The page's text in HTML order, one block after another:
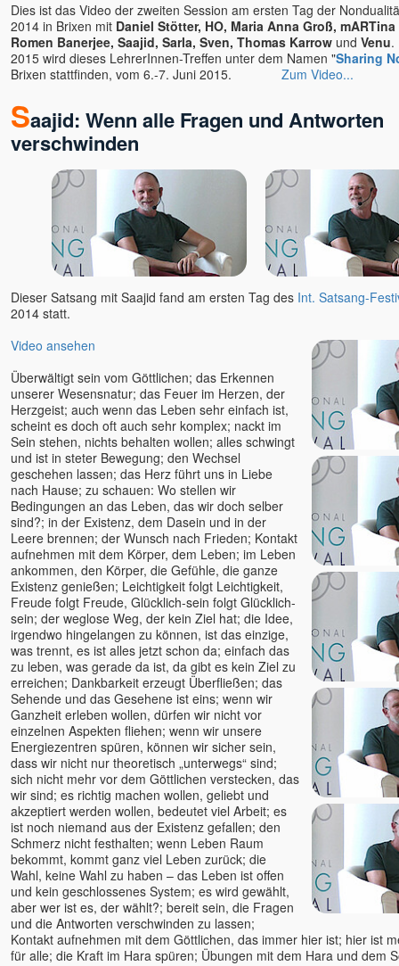
Dies ist das Video der zweiten Session am ersten Tag der
2014 in Brixen mit Daniel Stötter, HO, Maria Anna Groß,
Romen Banerjee, Saajid, Sarla, Sven, Thomas Karrow und Venu.
2015 wird dieses LehrerInnen-Treffen unter dem Namen "Sharing
Brixen stattfinden, vom 6.-7. Juni 2015. Zum Video...
Saajid: Wenn alle Fragen und Antworten
verschwinden
Dieser Satsang mit Saajid fand am ersten Tag des Int. Satsang-
2014 statt.
Video ansehen
Überwältigt sein vom Göttlichen; das Erkennen
unserer Wesensnatur; das Feuer im Herzen, der
Herzgeist; auch wenn das Leben sehr einfach ist,
scheint es doch oft auch sehr komplex; nackt im
Sein stehen, nichts behalten wollen; alles schwingt
und ist in steter Bewegung; den Wechsel
geschehen lassen; das Herz führt uns in Liebe
nach Hause; zu schauen: Wo stellen wir
Bedingungen an das Leben, das wir doch selber
sind?; in der Existenz, dem Dasein und in der
Leere brennen; der Wunsch nach Frieden; Kontakt
aufnehmen mit dem Körper, dem Leben; im Leben
ankommen, den Körper, die Gefühle, die ganze
Existenz genießen; Leichtigkeit folgt Leichtigkeit,
Freude folgt Freude, Glücklich-sein folgt Glücklich-
sein; der weglose Weg, der kein Ziel hat; die Idee,
irgendwo hingelangen zu können, ist das einzige,
was trennt, es ist alles jetzt schon da; einfach das
zu leben, was gerade da ist, da gibt es kein Ziel zu
erreichen; Dankbarkeit erzeugt Überfließen; das
Sehende und das Gesehene ist eins; wenn wir
Ganzheit erleben wollen, dürfen wir nicht vor
einzelnen Aspekten fliehen; wenn wir unsere
Energiezentren spüren, können wir sicher sein,
dass wir nicht nur theoretisch „unterwegs“ sind;
sich nicht mehr vor dem Göttlichen verstecken, das
wir sind; es richtig machen wollen, geliebt und
akzeptiert werden wollen, bedeutet viel Arbeit; es
ist noch niemand aus der Existenz gefallen; den
Schmerz nicht festhalten; wenn Leben Raum
bekommt, kommt ganz viel Leben zurück; die
Wahl, keine Wahl zu haben – das Leben ist offen
und kein geschlossenes System; es wird gewählt,
aber wer ist es, der wählt?; bereit sein, die Fragen
und die Antworten verschwinden zu lassen;
Kontakt aufnehmen mit dem Göttlichen, das immer hier ist; hier ist
für alle; die Kraft im Hara spüren; Übungen mit dem Hara und dem